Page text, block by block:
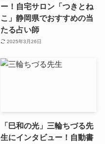
ー！自宅サロン「つきとね
こ」静岡県でおすすめの当
たる占い師
2025年3月26日
「巳和の光」三輪ちづる先
生にインタビュー！自動書